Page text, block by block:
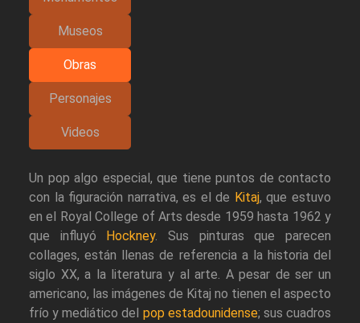
Museos
Obras
Personajes
Videos
Un pop algo especial, que tiene puntos de contacto
con la figuración narrativa, es el de Kitaj, que estuvo
en el Royal College of Arts desde 1959 hasta 1962 y
que influyó Hockney. Sus pinturas que parecen
collages, están llenas de referencia a la historia del
siglo XX, a la literatura y al arte. A pesar de ser un
americano, las imágenes de Kitaj no tienen el aspecto
frío y mediático del pop estadounidense; sus cuadros